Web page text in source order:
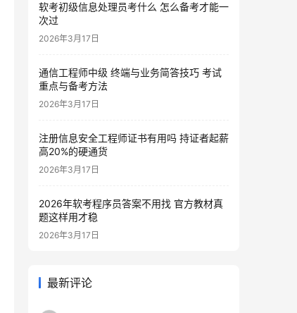
软考初级信息处理员考什么 怎么备考才能一
次过
2026年3月17日
通信工程师中级 终端与业务简答技巧 考试
重点与备考方法
2026年3月17日
注册信息安全工程师证书有用吗 持证者起薪
高20%的硬通货
2026年3月17日
2026年软考程序员答案不用找 官方教材真
题这样用才稳
2026年3月17日
最新评论